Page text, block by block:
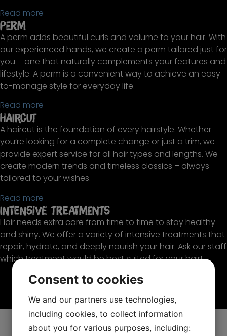
Read more
Perm
A perm adds beautiful curls and volume to your hair. With
our experienced hands, we create a perm tailored just for
you – one that naturally complements your features and
lifestyle. A perm is a convenient way to achieve an easy-
to-manage style for everyday life.
Read more
Haircut
A haircut is the foundation of every hairstyle. Whether
you’re looking for a complete change or just a trim, we
provide expert service for all hair types and lengths. We
create modern trends and timeless classics – always
tailored to your wishes.
Read more
Intensive Treatments
Hair needs extra care from time to time to stay healthy
and shiny. We offer a variety of intensive treatments that
repair, hydrate, and deeply nourish your hair. Ask our staff
which treatment would be best suited for your hair!
Price list
Consent to cookies
We and our partners use technologies,
including cookies, to collect information
about you for various purposes, including: